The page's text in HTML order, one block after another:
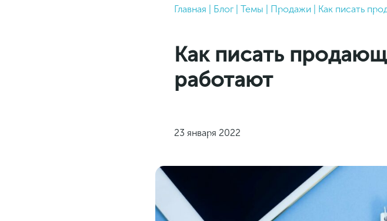
Главная Блог| Темы Продажи| Как писать
Как писать
работают
23 января 2022